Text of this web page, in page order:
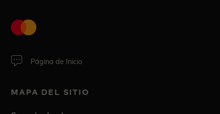
Página de Inicio
MAPA DEL SITIO